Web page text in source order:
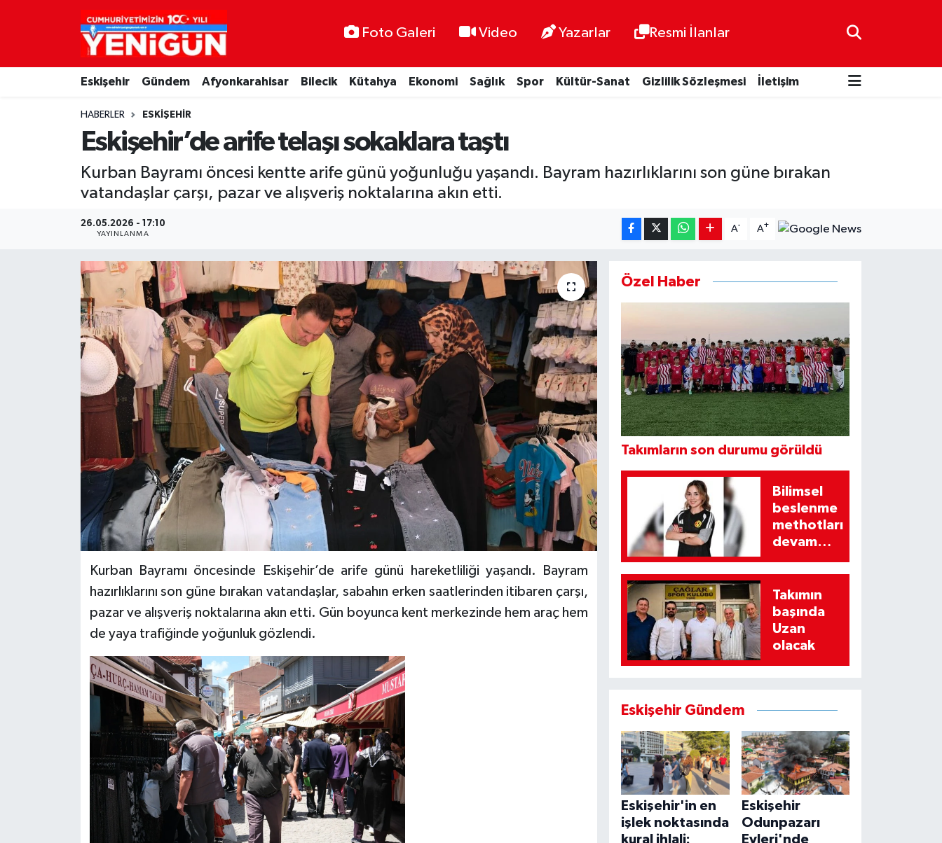
Foto Galeri Video Yazarlar Resmi İlanlar
Eskişehir Gündem Afyonkarahisar Bilecik Kütahya Ekonomi Sağlık Spor Kültür-Sanat Gizlilik Sözleşmesi İletişim
HABERLER ESKIŞEHIR
Eskişehir’de arife telaşı sokaklara taştı
Kurban Bayramı öncesi kentte arife günü yoğunluğu yaşandı. Bayram hazırlıklarını son güne bırakan
vatandaşlar çarşı, pazar ve alışveriş noktalarına akın etti.
26.05.2026 - 17:10
YAYINLANMA
A- A+
Kurban Bayramı öncesinde Eskişehir’de arife günü hareketliliği yaşandı. Bayram
hazırlıklarını son güne bırakan vatandaşlar, sabahın erken saatlerinden itibaren çarşı,
pazar ve alışveriş noktalarına akın etti. Gün boyunca kent merkezinde hem araç hem
de yaya trafiğinde yoğunluk gözlendi.
Özel Haber
Takımların son durumu görüldü
Bilimsel
beslenme
methotları
devam
Takımın
başında
Uzan
olacak
Eskişehir Gündem
Eskişehir'in en
işlek noktasında
kural ihlali:
Eskişehir
Odunpazarı
Evleri'nde
Nöbetçi Eczaneler
Hava Durumu
Tüm Manşetler
Son Dakika Haberleri
Haber Arşivi